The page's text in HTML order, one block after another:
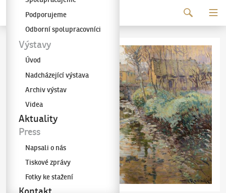
Galerie KODLPodporujeme
Odborní spolupracovníci
Výstavy
Úvod
Nadcházející výstava
Archiv výstav
Videa
Aktuality
Press
Napsali o nás
Tiskové zprávy
Fotky ke stažení